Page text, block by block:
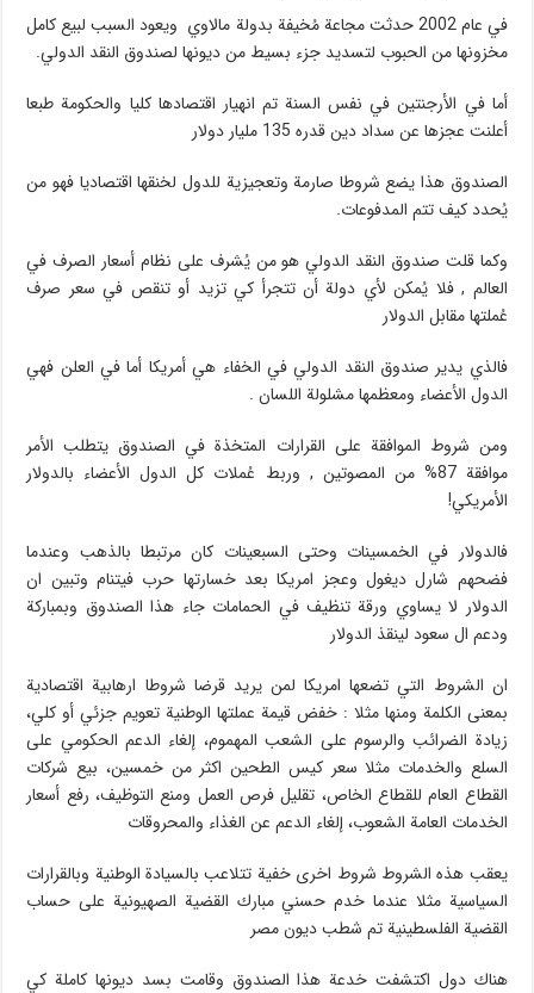
في عام 2002 حدثت مجاعة مُخيفة بدولة مالاوي ويعود السبب لبيع كامل
مخزونها من الحبوب لتسديد جزء بسيط من ديونها لصندوق النقد الدولي.
أما في الأرجنتين في نفس السنة تم انهيار اقتصادها كليا والحكومة طبعا
أعلنت عجزها عن سداد دين قدره 135 مليار دولار
الصندوق هذا يضع شروطا صارمة وتعجيزية للدول لخنقها اقتصاديا فهو من
يُحدد كيف تتم المدفوعات.
وكما قلت صندوق النقد الدولي هو من يُشرف على نظام أسعار الصرف في
العالم , فلا يُمكن لأي دولة أن تتجرأ كي تزيد أو تنقص في سعر صرف
عُملتها مقابل الدولار
فالذي يدير صندوق النقد الدولي في الخفاء هي أمريكا أما في العلن فهي
الدول الأعضاء ومعظمها مشلولة اللسان .
ومن شروط الموافقة على القرارات المتخذة في الصندوق يتطلب الأمر
موافقة 87% من المصوتين , وربط عُملات كل الدول الأعضاء بالدولار
الأمريكي!
فالدولار في الخمسينات وحتى السبعينات كان مرتبطا بالذهب وعندما
فضحهم شارل ديغول وعجز امريكا بعد خسارتها حرب فيتنام وتبين ان
الدولار لا يساوي ورقة تنظيف في الحمامات جاء هذا الصندوق وبمباركة
ودعم ال سعود لينقذ الدولار
ان الشروط التي تضعها امريكا لمن يريد قرضا شروطا ارهابية اقتصادية
بمعنى الكلمة ومنها مثلا : خفض قيمة عملتها الوطنية تعويم جزئي أو كلي،
زيادة الضرائب والرسوم على الشعب المهموم، إلغاء الدعم الحكومي على
السلع والخدمات مثلا سعر كيس الطحين اكثر من خمسين، بيع شركات
القطاع العام للقطاع الخاص، تقليل فرص العمل ومنع التوظيف، رفع أسعار
الخدمات العامة الشعوب، إلغاء الدعم عن الغذاء والمحروقات
يعقب هذه الشروط شروط اخرى خفية تتلاعب بالسيادة الوطنية وبالقرارات
السياسية مثلا عندما خدم حسني مبارك القضية الصهيونية على حساب
القضية الفلسطينية تم شطب ديون مصر
هناك دول اكتشفت خدعة هذا الصندوق وقامت بسد ديونها كاملة كي